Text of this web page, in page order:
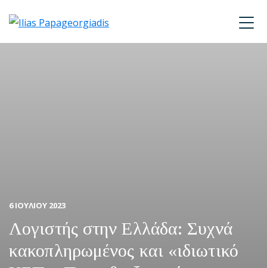
to
primary
to
main
to
footer
6 ΙΟΥΛΙΟΥ 2023
Λογιστής στην Ελλάδα: Συχνά
κακοπληρωμένος και «ιδιωτικό